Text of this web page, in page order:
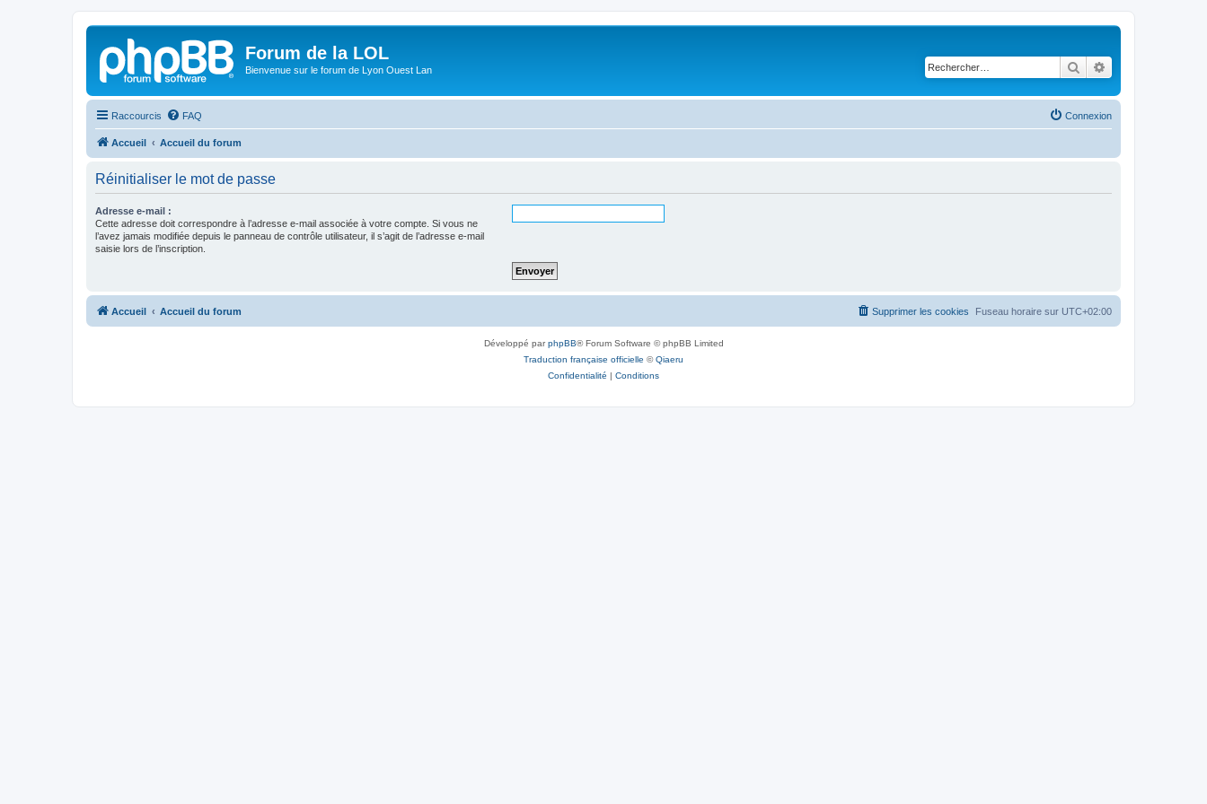
Forum de la LOL
Bienvenue sur le forum de Lyon Ouest Lan Rechercher
Raccourcis FAQ Connexion
Accueil Accueil du forum
Réinitialiser le mot de passe
Adresse e-mail :
Cette adresse doit correspondre à l’adresse e-mail associée à votre compte. Si vous ne
l’avez jamais modifiée depuis le panneau de contrôle utilisateur, il s’agit de l’adresse e-mail
saisie lors de l’inscription.
Accueil Accueil du forum Fuseau horaire sur UTC+02:00
Supprimer les cookies
Développé parphpBB® Forum Software © phpBB Limited
Traduction française officielle ©Qiaeru
Confidentialité | Conditions